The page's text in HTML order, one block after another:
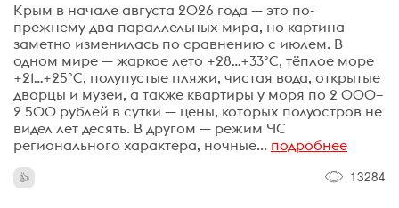
Крым в начале августа 2026 года — это по-
прежнему два параллельных мира, но картина
заметно изменилась по сравнению с июлем. В
одном мире — жаркое лето +28…+33°C, тёплое море
+21…+25°C, полупустые пляжи, чистая вода, открытые
дворцы и музеи, а также квартиры у моря по 2 000–
2 500 рублей в сутки — цены, которых полуостров не
видел лет десять. В другом — режим ЧС
регионального характера, ночные... подробнее
13284